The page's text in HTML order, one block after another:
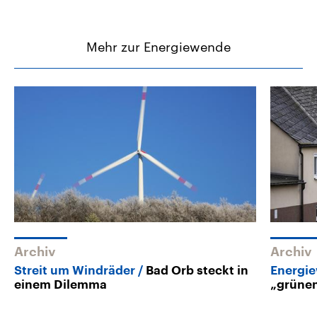
Mehr zur Energiewende
Archiv
Streit um Windräder
Bad Orb steckt in
einem Dilemma
Archiv